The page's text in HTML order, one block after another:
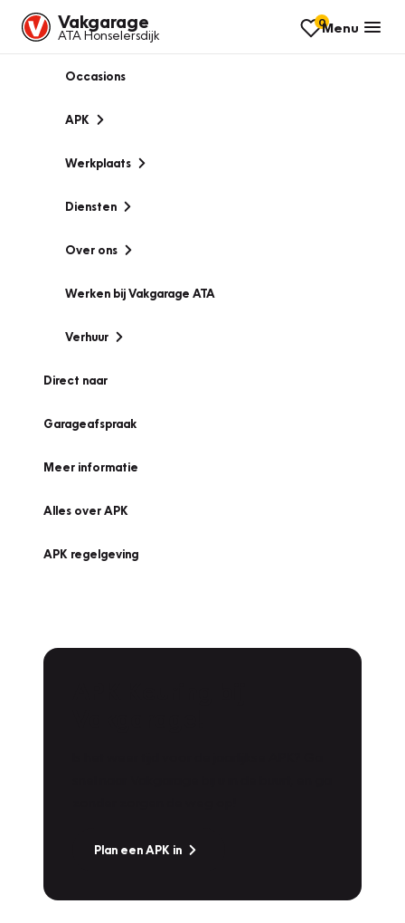
Vakgarage
ATA Honselersdijk
0Menu
Occasions
APK
Werkplaats
Diensten
Over ons
Werken bij Vakgarage ATA
Verhuur
Direct naar
Garageafspraak
Meer informatie
Alles over APK
APK regelgeving
Plan een APK in